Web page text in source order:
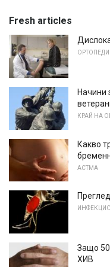
Fresh articles
Начини
КРАЙ НА
Какво
АСТМА
Защо
ХИВ